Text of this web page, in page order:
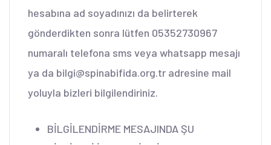
hesabına ad soyadınızı da belirterek
gönderdikten sonra lütfen 05352730967
numaralı telefona sms veya whatsapp mesajı
ya da bilgi@spinabifida.org.tr adresine mail
yoluyla bizleri bilgilendiriniz.
BİLGİLENDİRME MESAJINDA ŞU